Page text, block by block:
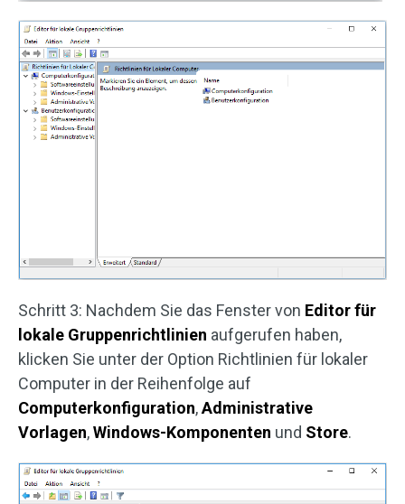
Schritt 3: Nachdem Sie das Fenster von Editor für
lokale Gruppenrichtlinien aufgerufen haben,
klicken Sie unter der Option Richtlinien für lokaler
Computer in der Reihenfolge auf
Computerkonfiguration,Administrative
Vorlagen,Windows-Komponenten und Store.